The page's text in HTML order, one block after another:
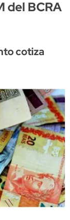
del BCRA
cotiza